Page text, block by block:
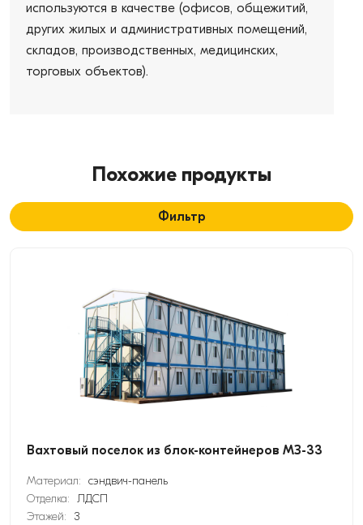
используются в качестве (офисов, общежитий,
других жилых и административных помещений,
складов, производственных, медицинских,
торговых объектов).
Похожие продукты
Фильтр
Вахтовый поселок из блок-контейнеров МЗ-33
Материал: сэндвич-панель
Отделка: ЛДСП
Этажей:
3